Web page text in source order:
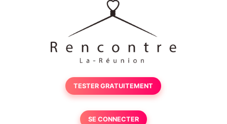
TESTER GRATUITEMENT
SE CONNECTER